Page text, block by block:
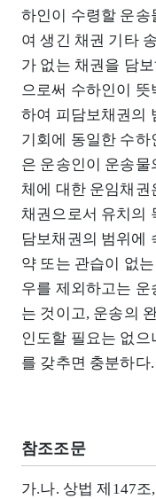
하인이 수령할 운송
여 생긴 채권 기타
가 없는 채권을 담
으로써 수하인이 뜻
하여 피담보채권의
기회에 동일한 수
은 운송인이 운송물
체에 대한 운임채
채권으로서 유치의
담보채권의 범위에
약 또는 관습이 없
우를 제외하고는 운
는 것이고, 운송의
인도할 필요는 없으
를 갖추면 충분하다.
참조조문
가.나. 상법 제147